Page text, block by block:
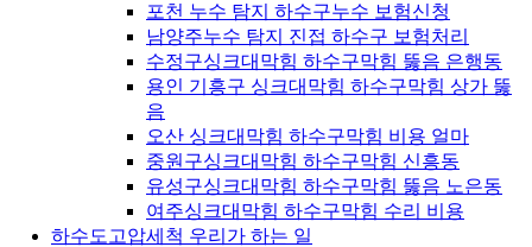
포천 누수 탐지 하수구누수 보험신청
남양주누수 탐지 진접 하수구 보험처리
수정구싱크대막힘 하수구막힘 뚫음 은행동
용인 기흥구 싱크대막힘 하수구막힘 상가 뚫
음
오산 싱크대막힘 하수구막힘 비용 얼마
중원구싱크대막힘 하수구막힘 신흥동
유성구싱크대막힘 하수구막힘 뚫음 노은동
여주싱크대막힘 하수구막힘 수리 비용
하수도고압세척 우리가 하는 일